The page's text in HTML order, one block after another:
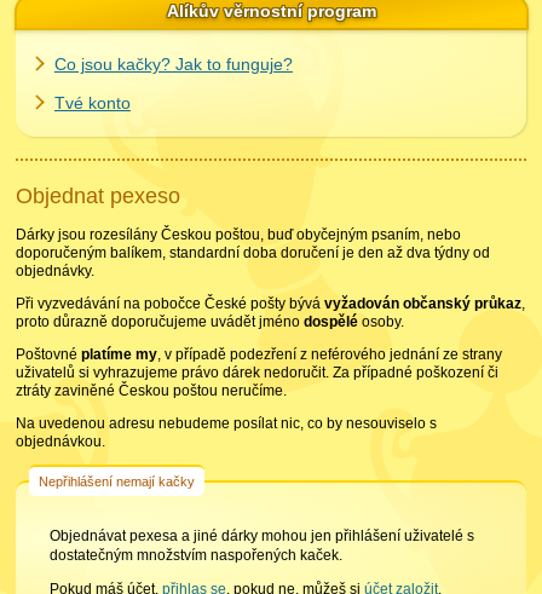
Alíkův věrnostní program
Co jsou kačky? Jak to funguje?
Tvé konto
Objednat pexeso
Dárky jsou rozesílány Českou poštou, buď obyčejným psaním, nebo
doporučeným balíkem, standardní doba doručení je den až dva týdny od
objednávky.
Při vyzvedávání na pobočce České pošty bývávyžadován občanský průkaz,
proto důrazně doporučujeme uvádět jménodospělé osoby.
Poštovnéplatíme my, v případě podezření z neférového jednání ze strany
uživatelů si vyhrazujeme právo dárek nedoručit. Za případné poškození či
ztráty zaviněné Českou poštou neručíme.
Na uvedenou adresu nebudeme posílat nic, co by nesouviselo s
objednávkou.
Nepřihlášení nemají kačky
Objednávat pexesa a jiné dárky mohou jen přihlášení uživatelé s
dostatečným množstvím naspořených kaček.
Pokud máš účet, přihlas se, pokud ne, můžeš si účet založit.